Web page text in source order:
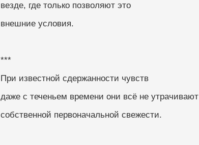
везде, где только позволяют это
внешние условия.
***
При известной сдержанности чувств
даже с теченьем времени они всё не утрачивают
собственной первоначальной свежести.